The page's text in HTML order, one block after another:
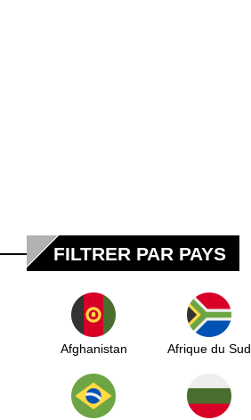
FILTRER PAR PAYS
Afghanistan Afrique du Sud